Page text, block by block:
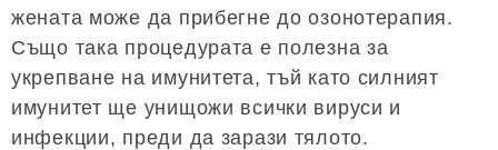
жената може да прибегне до озонотерапия.
Също така процедурата е полезна за
укрепване на имунитета, тъй като силният
имунитет ще унищожи всички вируси и
инфекции, преди да зарази тялото.